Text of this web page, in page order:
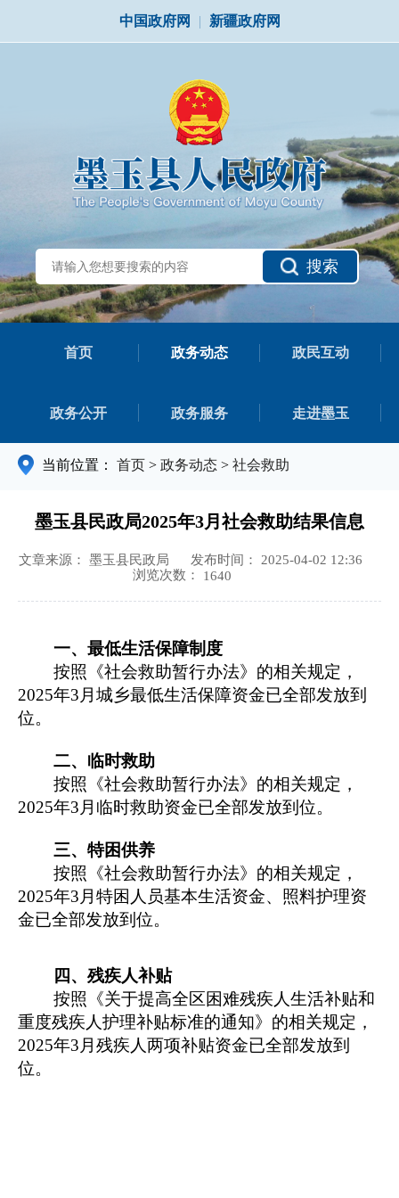
中国政府网 | 新疆政府网
搜索
首页 政务动态 政民互动
政务公开 政务服务 走进墨玉
当前位置： 首页 > 政务动态 > 社会救助
墨玉县民政局2025年3月社会救助结果信息
文章来源： 墨玉县民政局
发布时间： 2025-04-02 12:36
浏览次数： 1640
一、最低生活保障制度
按照 《社会救助暂行办法》的相关规定，
2025年3月城乡最低生活保障资金已全部发放到
位。
二、临时救助
按照 《社会救助暂行办法》的相关规定，
2025年3月 临时救助资金已全部发放到位。
三、特困供养
按照 《社会救助暂行办法》的相关规定，
2025年3月特困人员基本生活资金、照料护理资
金已全部发放到位。
四、残疾人补贴
按照 《关于提高全区困难残疾人生活补贴和
重度残疾人护理补贴标准的通知》 的相关规定，
2025年3月残疾人两项补贴资金已全部发放到
位。